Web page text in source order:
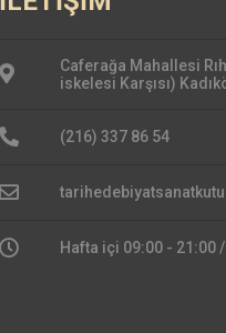
Caferağa Mahallesi
iskelesi Karşısı)
(216) 337 86 54
Hafta içi 09:00 - 21:00